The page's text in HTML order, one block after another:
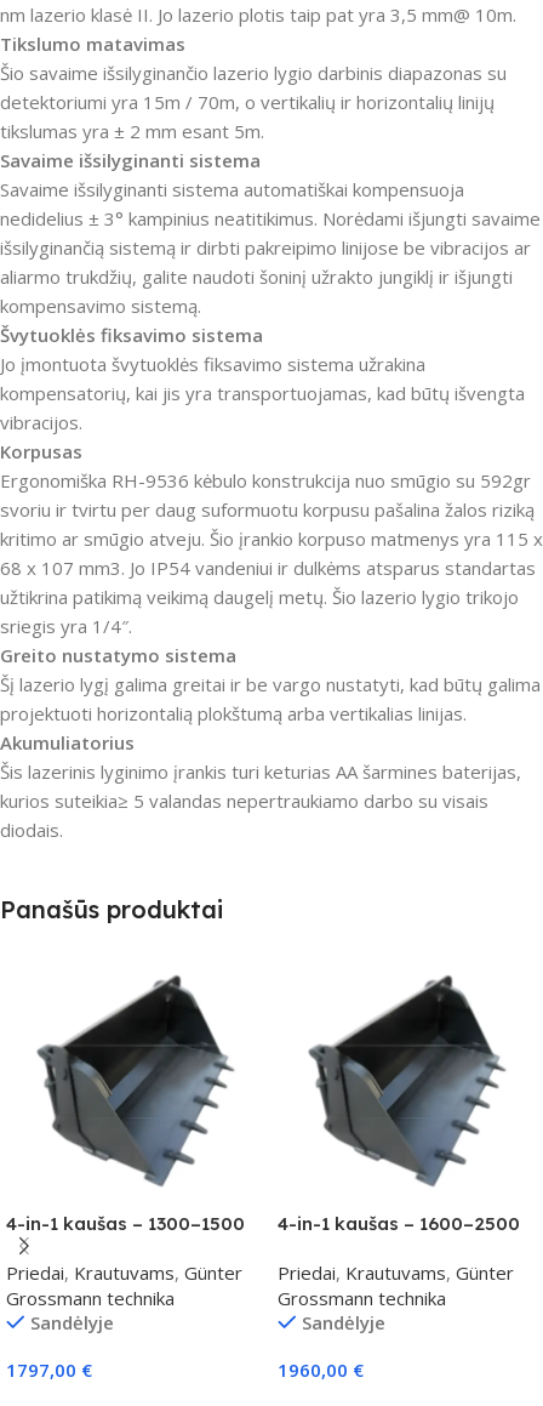
nm lazerio klasė II. Jo lazerio plotis taip pat yra 3,5 mm@ 10m.
Tikslumo matavimas
Šio savaime išsilyginančio lazerio lygio darbinis diapazonas su
detektoriumi yra 15m / 70m, o vertikalių ir horizontalių linijų
tikslumas yra ± 2 mm esant 5m.
Savaime išsilyginanti sistema
Savaime išsilyginanti sistema automatiškai kompensuoja
nedidelius ± 3° kampinius neatitikimus. Norėdami išjungti savaime
išsilyginančią sistemą ir dirbti pakreipimo linijose be vibracijos ar
aliarmo trukdžių, galite naudoti šoninį užrakto jungiklį ir išjungti
kompensavimo sistemą.
Švytuoklės fiksavimo sistema
Jo įmontuota švytuoklės fiksavimo sistema užrakina
kompensatorių, kai jis yra transportuojamas, kad būtų išvengta
vibracijos.
Korpusas
Ergonomiška RH-9536 kėbulo konstrukcija nuo smūgio su 592gr
svoriu ir tvirtu per daug suformuotu korpusu pašalina žalos riziką
kritimo ar smūgio atveju. Šio įrankio korpuso matmenys yra 115 x
68 x 107 mm3. Jo IP54 vandeniui ir dulkėms atsparus standartas
užtikrina patikimą veikimą daugelį metų. Šio lazerio lygio trikojo
sriegis yra 1/4″.
Greito nustatymo sistema
Šį lazerio lygį galima greitai ir be vargo nustatyti, kad būtų galima
projektuoti horizontalią plokštumą arba vertikalias linijas.
Akumuliatorius
Šis lazerinis lyginimo įrankis turi keturias AA šarmines baterijas,
kurios suteikia≥ 5 valandas nepertraukiamo darbo su visais
diodais.
Panašūs produktai
4-in-1 kaušas – 1300–1500
kg klasei
Priedai, Krautuvams, Günter
Grossmann technika
Sandėlyje
1797,00 €
4-in-1 kaušas – 1600–2500
Priedai, Krautuvams, Günter
Grossmann technika
Sandėlyje
1960,00 €